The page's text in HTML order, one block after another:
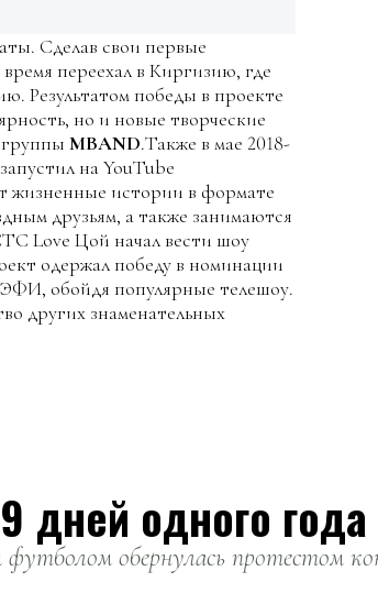
Сделав свои первые
переехал в Киргизию, где
Результатом победы в проекте
но и новые творческие
группы MBAND.Также в мае 2018-
на YouTube
жизненные истории в формате
друзьям, а также занимаются
Love Цой начал вести шоу
одержал победу в номинации
обойдя популярные телешоу.
других знаменательных
дней одного года
обернулась протестом